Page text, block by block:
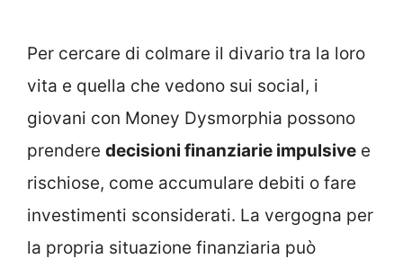
Per cercare di colmare il divario tra la loro
vita e quella che vedono sui social, i
giovani con Money Dysmorphia possono
prendere decisioni finanziarie impulsive e
rischiose, come accumulare debiti o fare
investimenti sconsiderati. La vergogna per
la propria situazione finanziaria può